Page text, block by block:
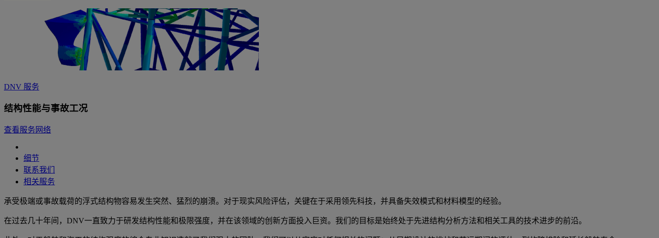
DNV 服务
结构性能与事故工况
查看服务网络
细节
联系我们
相关服务
承受极端或事故载荷的浮式结构物容易发生突然、猛烈的崩溃。对于现实风险评估，关键在于采用领先科技，并具备失效模式和材料模型的经验。
在过去几十年间，DNV一直致力于研发结构性能和极限强度，并在该领域的创新方面投入巨资。我们的目标是始终处于先进结构分析方法和相关工具的技术进步的前沿。